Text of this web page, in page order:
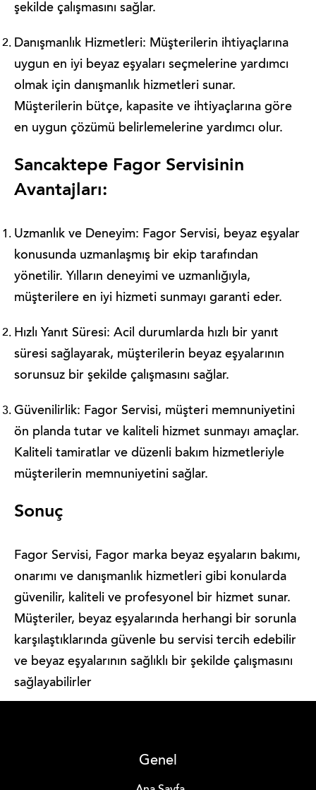
şekilde çalışmasını sağlar.
Danışmanlık Hizmetleri: Müşterilerin ihtiyaçlarına
uygun en iyi beyaz eşyaları seçmelerine yardımcı
olmak için danışmanlık hizmetleri sunar.
Müşterilerin bütçe, kapasite ve ihtiyaçlarına göre
en uygun çözümü belirlemelerine yardımcı olur.
Sancaktepe Fagor Servisinin
Avantajları:
Uzmanlık ve Deneyim: Fagor Servisi, beyaz eşyalar
konusunda uzmanlaşmış bir ekip tarafından
yönetilir. Yılların deneyimi ve uzmanlığıyla,
müşterilere en iyi hizmeti sunmayı garanti eder.
Hızlı Yanıt Süresi: Acil durumlarda hızlı bir yanıt
süresi sağlayarak, müşterilerin beyaz eşyalarının
sorunsuz bir şekilde çalışmasını sağlar.
Güvenilirlik: Fagor Servisi, müşteri memnuniyetini
ön planda tutar ve kaliteli hizmet sunmayı amaçlar.
Kaliteli tamiratlar ve düzenli bakım hizmetleriyle
müşterilerin memnuniyetini sağlar.
Sonuç
Fagor Servisi, Fagor marka beyaz eşyaların bakımı,
onarımı ve danışmanlık hizmetleri gibi konularda
güvenilir, kaliteli ve profesyonel bir hizmet sunar.
Müşteriler, beyaz eşyalarında herhangi bir sorunla
karşılaştıklarında güvenle bu servisi tercih edebilir
ve beyaz eşyalarının sağlıklı bir şekilde çalışmasını
sağlayabilirler
Genel